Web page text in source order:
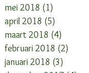
mei 2018 (1)
april 2018 (5)
maart 2018 (4)
februari 2018 (2)
januari 2018 (3)